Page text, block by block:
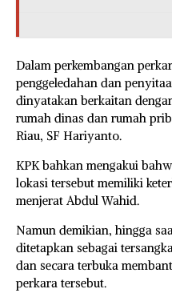
Dalam perkembangan
penggeledahan dan
dinyatakan berkaitan
rumah dinas dan rumah
Riau, SF Hariyanto.
KPK bahkan mengakui
lokasi tersebut memiliki
menjerat Abdul Wahid.
Namun demikian, hingga
ditetapkan sebagai
dan secara terbuka
perkara tersebut.